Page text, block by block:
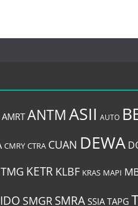
AMRT ANTMASII AUTO
CMRY CTRA CUAN DEWA
KETR KLBF KRAS MAPI
SMGR SMRA SSIA TAPG